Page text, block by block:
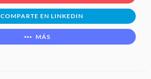
COMPARTE EN LINKEDIN
MÁS